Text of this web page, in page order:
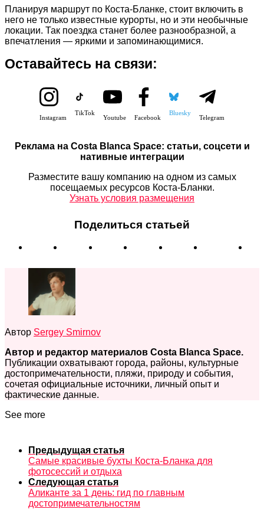
Планируя маршрут по Коста-Бланке, стоит включить в
него не только известные курорты, но и эти необычные
локации. Так поездка станет более разнообразной, а
впечатления — яркими и запоминающимися.
Оставайтесь на связи:
Instagram
TikTok
Youtube Facebook
Bluesky
Telegram
Реклама на Costa Blanca Space: статьи, соцсети и
нативные интеграции
Разместите вашу компанию на одном из самых
посещаемых ресурсов Коста-Бланки.
Узнать условия размещения
Поделиться статьей
Автор Sergey Smirnov
Автор и редактор материалов Costa Blanca Space.
Публикации охватывают города, районы, культурные
достопримечательности, пляжи, природу и события,
сочетая официальные источники, личный опыт и
фактические данные.
See more
Предыдущая статья
Самые красивые бухты Коста-Бланка для
фотосессий и отдыха
Следующая статья
Аликанте за 1 день: гид по главным
достопримечательностям